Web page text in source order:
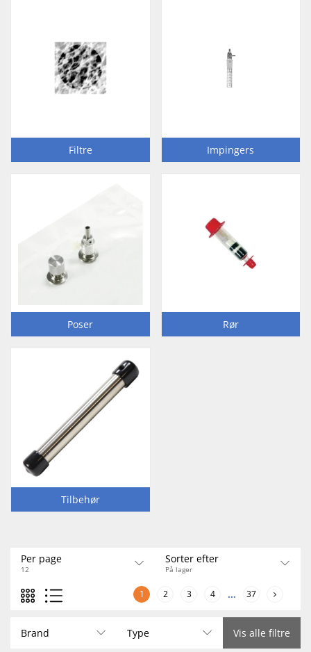
Filtre Impingers
Poser Rør
Tilbehør
Per page
12
Sorter efter
På lager
1 2 3 4 ... 37
Brand Type Vis alle filtre